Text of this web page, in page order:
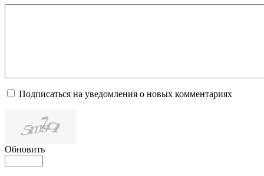
Подписаться на уведомления о новых комментариях
Обновить